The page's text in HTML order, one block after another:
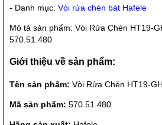
- Danh mục: Vòi rửa chén bát Hafele
Mô tả sản phẩm: Vòi Rửa Chén HT19-
570.51.480
Giới thiệu về sản phẩm:
Tên sản phẩm: Vòi Rửa Chén HT19-
Mã sản phẩm: 570.51.480